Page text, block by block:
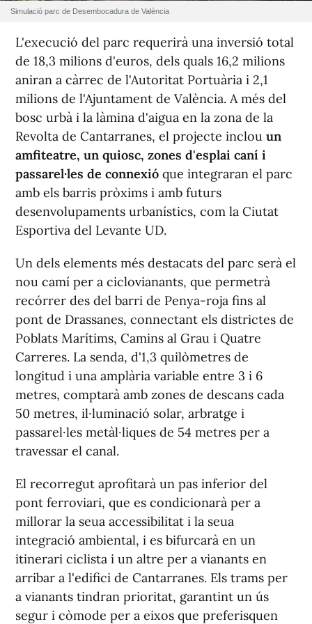
Simulació parc de Desembocadura de València
L'execució del parc requerirà una inversió total
de 18,3 milions d'euros, dels quals 16,2 milions
aniran a càrrec de l'Autoritat Portuària i 2,1
milions de l'Ajuntament de València. A més del
bosc urbà i la làmina d'aigua en la zona de la
Revolta de Cantarranes, el projecte inclou un
amfiteatre, un quiosc, zones d'esplai caní i
passarel·les de connexió que integraran el parc
amb els barris pròxims i amb futurs
desenvolupaments urbanístics, com la Ciutat
Esportiva del Levante UD.
Un dels elements més destacats del parc serà el
nou camí per a ciclovianants, que permetrà
recórrer des del barri de Penya-roja fins al
pont de Drassanes, connectant els districtes de
Poblats Marítims, Camins al Grau i Quatre
Carreres. La senda, d'1,3 quilòmetres de
longitud i una amplària variable entre 3 i 6
metres, comptarà amb zones de descans cada
50 metres, il·luminació solar, arbratge i
passarel·les metàl·liques de 54 metres per a
travessar el canal.
El recorregut aprofitarà un pas inferior del
pont ferroviari, que es condicionarà per a
millorar la seua accessibilitat i la seua
integració ambiental, i es bifurcarà en un
itinerari ciclista i un altre per a vianants en
arribar a l'edifici de Cantarranes. Els trams per
a vianants tindran prioritat, garantint un ús
segur i còmode per a eixos que preferisquen